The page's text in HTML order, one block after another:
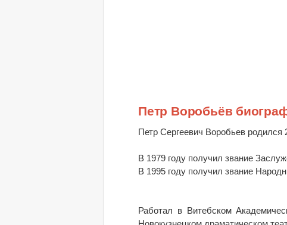
Петр Воробьёв
Петр Сергеевич Воробьев
В 1979 году получил звание
В 1995 году получил звание
Работал в Витебском